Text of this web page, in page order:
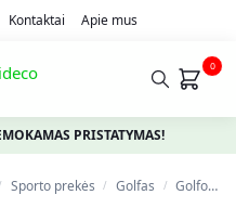
Kontaktai Apie mus
0
PRISTATYMAS!
Spоrto prekės / Golfas / Golfo kilimėlis 152x117cm., žalios spalvos